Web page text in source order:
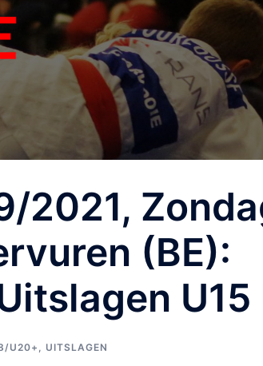
2021,
(BE):
U15
U20+ , UITSLAGEN